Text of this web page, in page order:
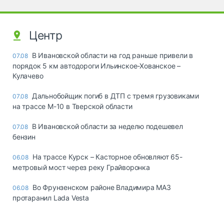
Центр
07.08 В Ивановской области на год раньше привели в
порядок 5 км автодороги Ильинское-Хованское –
Кулачево
07.08 Дальнобойщик погиб в ДТП с тремя грузовиками
на трассе М-10 в Тверской области
07.08 В Ивановской области за неделю подешевел
бензин
06.08 На трассе Курск – Касторное обновляют 65-
метровый мост через реку Грайворонка
06.08 Во Фрунзенском районе Владимира МАЗ
протаранил Lada Vesta